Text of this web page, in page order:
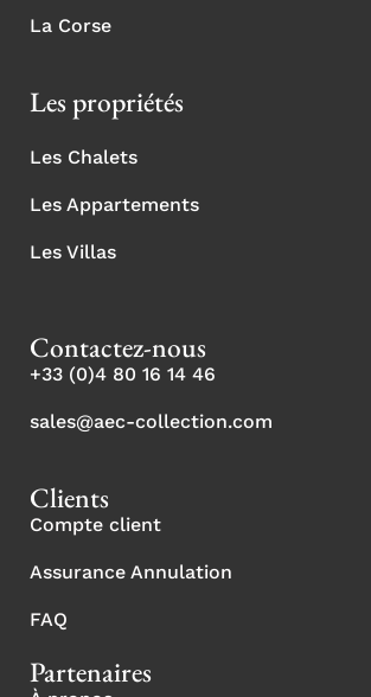
La Corse
Les propriétés
Les Chalets
Les Appartements
Les Villas
Contactez-nous
+33 (0)4 80 16 14 46
sales@aec-collection.com
Clients
Compte client
Assurance Annulation
FAQ
Partenaires